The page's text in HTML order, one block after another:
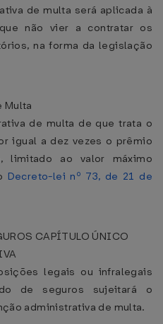
de multa será aplicada à
não vier a contratar os
na forma da legislação
Multa
de multa de que trata o
igual a dez vezes o prêmio
limitado ao valor máximo
Decreto-lei nº 73, de 21 de
CAPÍTULO ÚNICO
legais ou infralegais
de seguros sujeitará o
administrativa de multa.